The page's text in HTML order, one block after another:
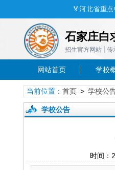
🏅 河北省重
石家庄白
招生官方网站 |
网站首页 学校
当前位置： 首页> 学校公
学校公告
时间